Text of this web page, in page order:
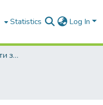
Statistics Log In
Кваліфікаційні роботи здобувачів вищої освіти